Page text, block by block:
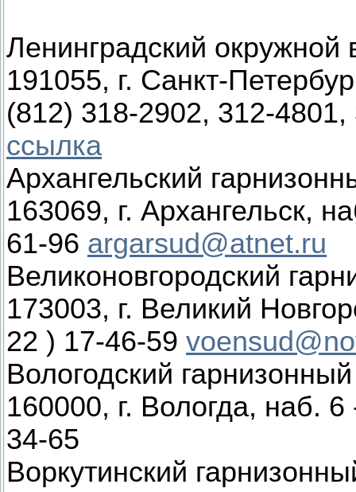
Ленинградский окружной
191055, г. Санкт-
(812) 318-2902, 312-
ссылка
Архангельский
163069, г. Архангельск,
61-96 argarsud@atnet.ru
Великоновгородский
173003, г. Великий
22 ) 17-46-59
Вологодский
160000, г. Вологда, наб.
34-65
Воркутинский